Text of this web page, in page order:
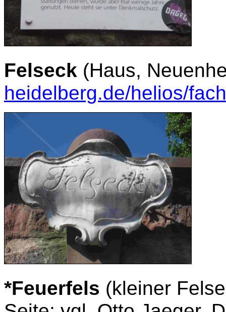
Felseck (Haus,
heidelberg.de/helios/
*Feuerfels (kleiner